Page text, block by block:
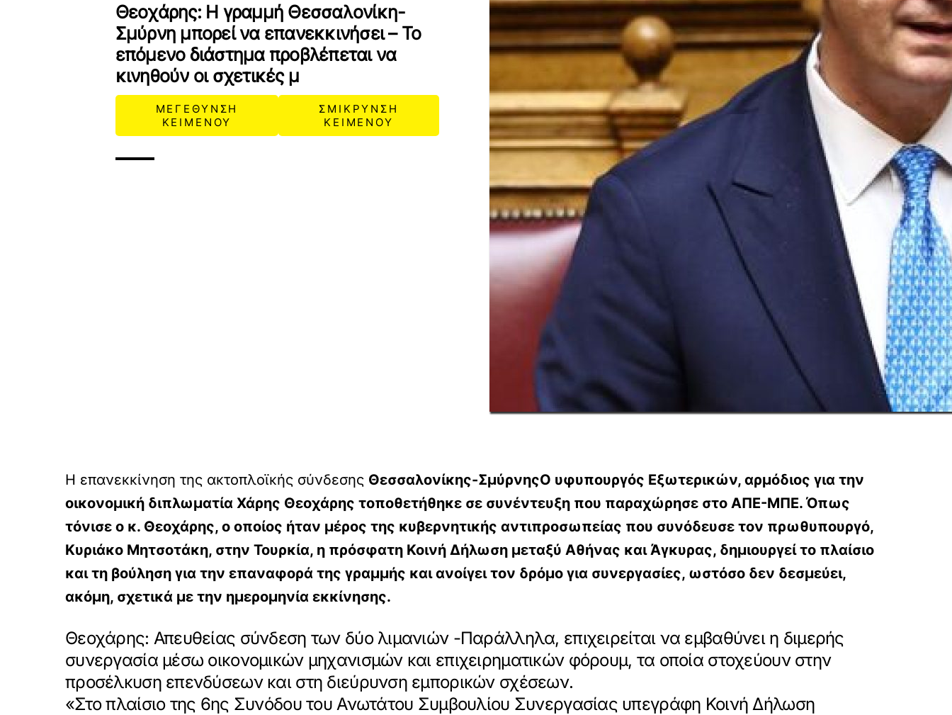
Θεοχάρης: Η γραμμή Θεσσαλονίκη-
Σμύρνη μπορεί να επανεκκινήσει – Το
επόμενο διάστημα προβλέπεται να
κινηθούν οι σχετικές μ
ΜΕΓΕΘΥΝΣΗ
ΚΕΙΜΕΝΟΥ
ΣΜΙΚΡΥΝΣΗ
ΚΕΙΜΕΝΟΥ
H επανεκκίνηση της ακτοπλοϊκής σύνδεσης Θεσσαλονίκης-ΣμύρνηςΟ υφυπουργός Εξωτερικών, αρμόδιος για την
οικονομική διπλωματία Χάρης Θεοχάρης τοποθετήθηκε σε συνέντευξη που παραχώρησε στο ΑΠΕ-ΜΠΕ. Όπως
τόνισε ο κ. Θεοχάρης, ο οποίος ήταν μέρος της κυβερνητικής αντιπροσωπείας που συνόδευσε τον πρωθυπουργό,
Κυριάκο Μητσοτάκη, στην Τουρκία, η πρόσφατη Κοινή Δήλωση μεταξύ Αθήνας και Άγκυρας, δημιουργεί το πλαίσιο
και τη βούληση για την επαναφορά της γραμμής και ανοίγει τον δρόμο για συνεργασίες, ωστόσο δεν δεσμεύει,
ακόμη, σχετικά με την ημερομηνία εκκίνησης.
Θεοχάρης: Απευθείας σύνδεση των δύο λιμανιών -Παράλληλα, επιχειρείται να εμβαθύνει η διμερής
συνεργασία μέσω οικονομικών μηχανισμών και επιχειρηματικών φόρουμ, τα οποία στοχεύουν στην
προσέλκυση επενδύσεων και στη διεύρυνση εμπορικών σχέσεων.
«Στο πλαίσιο της 6ης Συνόδου του Ανωτάτου Συμβουλίου Συνεργασίας υπεγράφη Κοινή Δήλωση